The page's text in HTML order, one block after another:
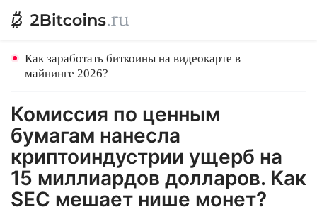
Как заработать биткоины на видеокарте в
майнинге 2026?
Комиссия по ценным
бумагам нанесла
криптоиндустрии ущерб на
15 миллиардов долларов. Как
SEC мешает нише монет?